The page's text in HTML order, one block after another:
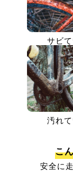
サビ
汚れ
こ
安全に